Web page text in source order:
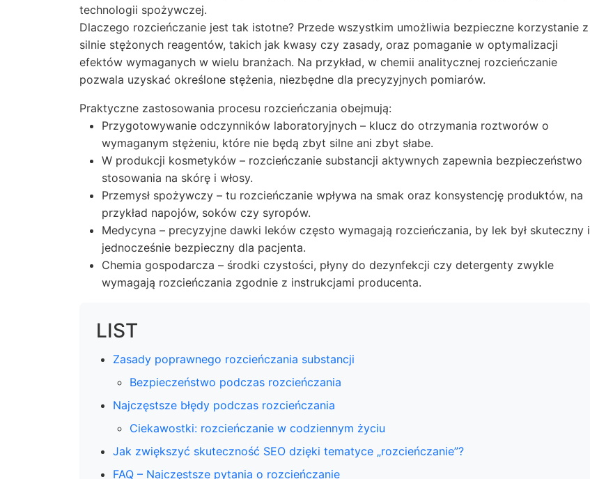
technologii spożywczej.
Dlaczego rozcieńczanie jest tak istotne? Przede wszystkim umożliwia bezpieczne korzystanie z
silnie stężonych reagentów, takich jak kwasy czy zasady, oraz pomaganie w optymalizacji
efektów wymaganych w wielu branżach. Na przykład, w chemii analitycznej rozcieńczanie
pozwala uzyskać określone stężenia, niezbędne dla precyzyjnych pomiarów.
Praktyczne zastosowania procesu rozcieńczania obejmują:
Przygotowywanie odczynników laboratoryjnych – klucz do otrzymania roztworów o
wymaganym stężeniu, które nie będą zbyt silne ani zbyt słabe.
W produkcji kosmetyków – rozcieńczanie substancji aktywnych zapewnia bezpieczeństwo
stosowania na skórę i włosy.
Przemysł spożywczy – tu rozcieńczanie wpływa na smak oraz konsystencję produktów, na
przykład napojów, soków czy syropów.
Medycyna – precyzyjne dawki leków często wymagają rozcieńczania, by lek był skuteczny i
jednocześnie bezpieczny dla pacjenta.
Chemia gospodarcza – środki czystości, płyny do dezynfekcji czy detergenty zwykle
wymagają rozcieńczania zgodnie z instrukcjami producenta.
LIST
Zasady poprawnego rozcieńczania substancji
Bezpieczeństwo podczas rozcieńczania
Najczęstsze błędy podczas rozcieńczania
Ciekawostki: rozcieńczanie w codziennym życiu
Jak zwiększyć skuteczność SEO dzięki tematyce „rozcieńczanie”?
FAQ – Najczęstsze pytania o rozcieńczanie